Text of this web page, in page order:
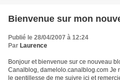
Bienvenue sur mon
Publié le 28/04/2007 à 12:24
Par Laurence
Bonjour et bienvenue sur ce nouveau
Canalblog, damelolo.canalblog.com Je
le gentillesse de me suivre ici et